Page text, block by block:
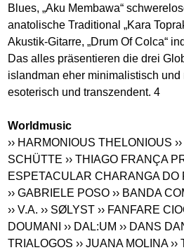
Blues, „Aku Membawa“
anatolische Traditional „Kara
Akustik-Gitarre, „Drum Of Colca“
Das alles präsentieren die drei
islandman eher minimalistisch
esoterisch und transzendent. 4
Worldmusic
›› HARMONIOUS THELONIOUS
SCHÜTTE ›› THIAGO FRANÇA
ESPETACULAR CHARANGA DO
›› GABRIELE POSO ›› BANDA
›› V.A. ›› SØLYST ›› FANFARE
DOUMANI
›› DAL:UM ›› DANS
TRIALOGOS ›› JUANA MOLINA